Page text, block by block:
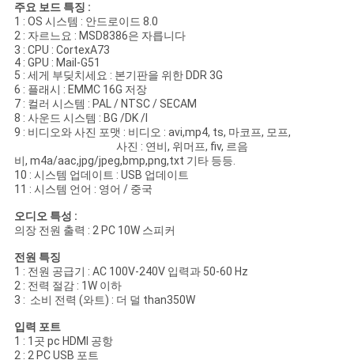
사
이
트
맵
PRIVACY
POLICY
주요 보드 특징 :
1 : OS 시스템 : 안드로이드 8.0
2 : 자르느요 : MSD8386은 자릅니다
3 : CPU : CortexA73
4 : GPU : Mail-G51
5 : 세게 부딪치세요 : 본기판을 위한 DDR 3G
6 : 플래시 : EMMC 16G 저장
7 : 컬러 시스템 : PAL / NTSC / SECAM
8 : 사운드 시스템 : BG /DK /I
9 : 비디오와 사진 포맷 : 비디오 : avi,mp4, ts, 마코프, 모프,
사진 : 연비, 위머프, fiv, 르음
비, m4a/aac,jpg/jpeg,bmp,png,txt 기타 등등.
10 : 시스템 업데이트 : USB 업데이트
11 : 시스템 언어 : 영어 / 중국
오디오 특성 :
의장 전원 출력 : 2 PC 10W 스피커
전원 특징
1 : 전원 공급기 : AC 100V-240V 입력과 50-60 Hz
2 : 전력 절감 : 1W 이하
3 : 소비 전력 (와트) : 더 덜 than350W
입력 포트
1 : 1곳 pc HDMI 공항
2 : 2 PC USB 포트